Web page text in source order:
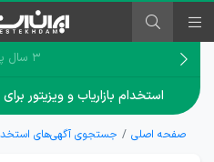
۳ سال پیش
استخدام بازاریاب و ویزیتور
صفحه اصلی جستجوی آگهی‌های